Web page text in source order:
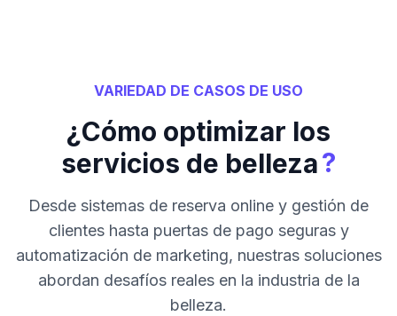
VARIEDAD DE CASOS DE USO
¿Cómo optimizar los
servicios de belleza?
Desde sistemas de reserva online y gestión de
clientes hasta puertas de pago seguras y
automatización de marketing, nuestras soluciones
abordan desafíos reales en la industria de la
belleza.